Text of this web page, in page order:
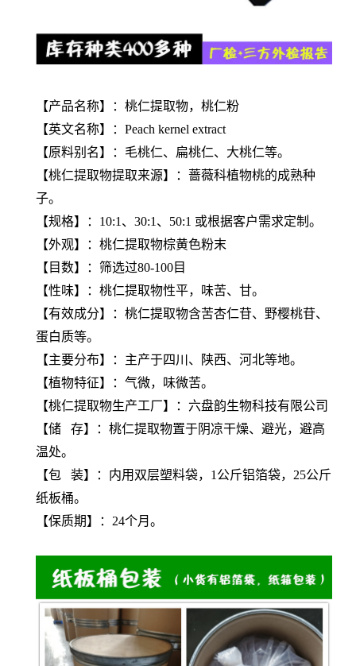
【产品名称】：桃仁提取物，桃仁粉
【英文名称】：Peach kernel extract
【原料别名】：毛桃仁、扁桃仁、大桃仁等。
【桃仁提取物提取来源】：蔷薇科植物桃的成熟种
子。
【规格】：10:1、30:1、50:1 或根据客户需求定制。
【外观】： 桃仁提取物棕黄色粉末
【目数】：筛选过80-100目
【性味】： 桃仁提取物性平，味苦、甘。
【有效成分】： 桃仁提取物含苦杏仁苷、野樱桃苷、
蛋白质等。
【主要分布】：主产于四川、陕西、河北等地。
【植物特征】：气微，味微苦。
【桃仁提取物生产工厂】：六盘韵生物科技有限公司
【储 存】： 桃仁提取物置于阴凉干燥、避光，避高
温处。
【包 装】：内用双层塑料袋，1公斤铝箔袋，25公斤
纸板桶。
【保质期】：24个月。